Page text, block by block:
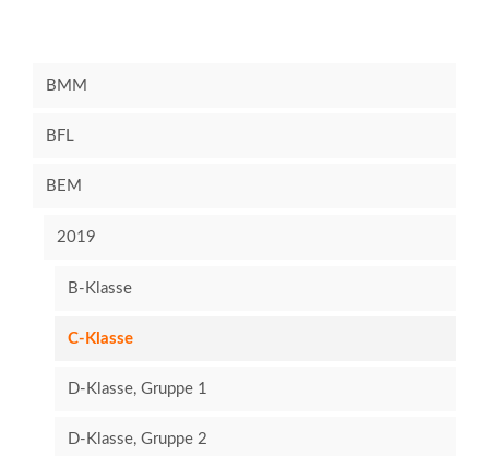
BMM
BFL
BEM
2019
B-Klasse
C-Klasse
D-Klasse, Gruppe 1
D-Klasse, Gruppe 2